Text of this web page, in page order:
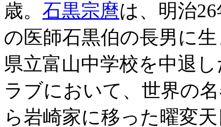
歳。 石黒宗麿は、明治
の医師石黒伯の長男に
県立富山中学校を中退
ラブにおいて、世界の
ら岩崎家に移った曜変